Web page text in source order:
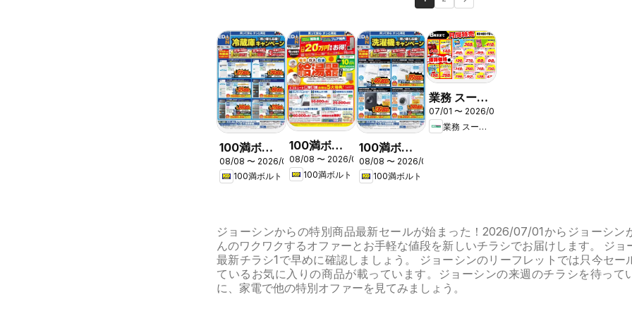
100満ボル
ト - 冷蔵庫
キャンペー
08/08 〜 2026/08/16
100満ボルト
100満ボル
ト - 給湯器
フェア
08/08 〜 2026/08/31
100満ボルト
100満ボル
ト - 洗濯機
キャンペー
08/08 〜 2026/08/16
100満ボルト
業務 スーパ
ー 南関東
07/01 〜 2026/08/31
業務 スーパー
ジョーシンからの特別商品最新セールが始まった！2026/07/01からジョーシン
んのワクワクするオファーとお手軽な値段を新しいチラシでお届けします。 ジョ
最新チラシ1で早めに確認しましょう。 ジョーシンのリーフレットでは只今セー
ているお気に入りの商品が載っています。ジョーシンの来週のチラシを待って
に、家電で他の特別オファーを見てみましょう。